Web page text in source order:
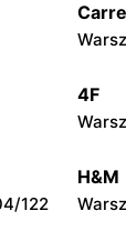
4F
122
H&M